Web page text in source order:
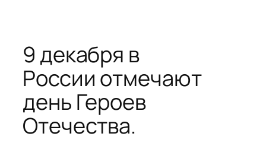
9 декабря в
России отмечают
день Героев
Отечества.